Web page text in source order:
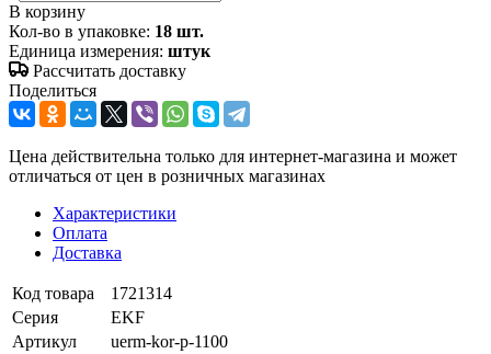
В корзину
Кол-во в упаковке: 18 шт.
Единица измерения: штук
Рассчитать доставку
Поделиться
Цена действительна только для интернет-магазина и может
отличаться от цен в розничных магазинах
Характеристики
Оплата
Доставка
Код товара
1721314
Серия
EKF
Артикул
uerm-kor-p-1100